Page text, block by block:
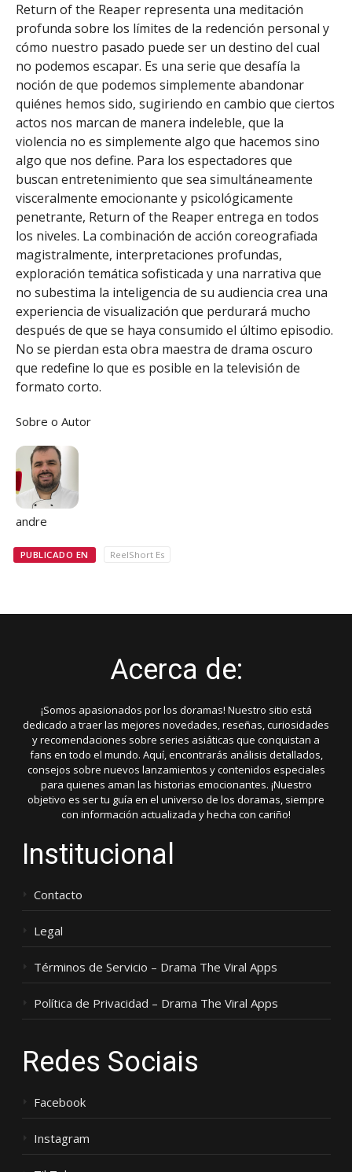
Return of the Reaper representa una meditación
profunda sobre los límites de la redención personal y
cómo nuestro pasado puede ser un destino del cual
no podemos escapar. Es una serie que desafía la
noción de que podemos simplemente abandonar
quiénes hemos sido, sugiriendo en cambio que ciertos
actos nos marcan de manera indeleble, que la
violencia no es simplemente algo que hacemos sino
algo que nos define. Para los espectadores que
buscan entretenimiento que sea simultáneamente
visceralmente emocionante y psicológicamente
penetrante, Return of the Reaper entrega en todos
los niveles. La combinación de acción coreografiada
magistralmente, interpretaciones profundas,
exploración temática sofisticada y una narrativa que
no subestima la inteligencia de su audiencia crea una
experiencia de visualización que perdurará mucho
después de que se haya consumido el último episodio.
No se pierdan esta obra maestra de drama oscuro
que redefine lo que es posible en la televisión de
formato corto.
Sobre o Autor
andre
PUBLICADO EN ReelShort Es
Acerca de:
¡Somos apasionados por los doramas! Nuestro sitio está
dedicado a traer las mejores novedades, reseñas, curiosidades
y recomendaciones sobre series asiáticas que conquistan a
fans en todo el mundo. Aquí, encontrarás análisis detallados,
consejos sobre nuevos lanzamientos y contenidos especiales
para quienes aman las historias emocionantes. ¡Nuestro
objetivo es ser tu guía en el universo de los doramas, siempre
con información actualizada y hecha con cariño!
Institucional
Contacto
Legal
Términos de Servicio – Drama The Viral Apps
Política de Privacidad – Drama The Viral Apps
Redes Sociais
Facebook
Instagram